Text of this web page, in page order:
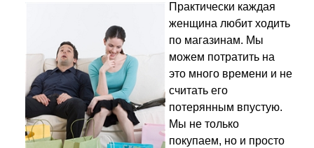
Практически каждая
женщина любит ходить
по магазинам. Мы
можем потратить на
это много времени и не
считать его
потерянным впустую.
Мы не только
покупаем, но и просто